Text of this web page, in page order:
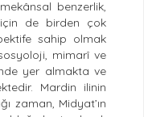
benzerlik,
için de birden çok
sahip olmak
mimarî ve
yer almakta ve
Mardin ilinin
zaman, Midyat’ın